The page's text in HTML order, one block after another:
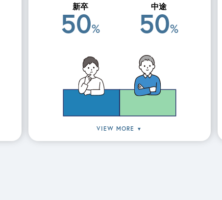
新卒
50%
中途
50%
VIEW MORE ▼